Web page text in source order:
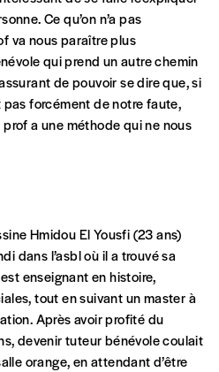
correspondent pas
mention “participation
de participer
moment, même après
Ce paiement
activités.
Ce qu’on n’a pas
va nous paraître plus
qui prend un autre chemin
de pouvoir se dire que, si
pas forcément de notre faute,
a une méthode qui ne nous
Hmidou El Yousfi (23 ans)
dans l’asbl où il a trouvé sa
enseignant en histoire,
tout en suivant un master à
Après avoir profité du
devenir tuteur bénévole coulait
orange, en attendant d’être